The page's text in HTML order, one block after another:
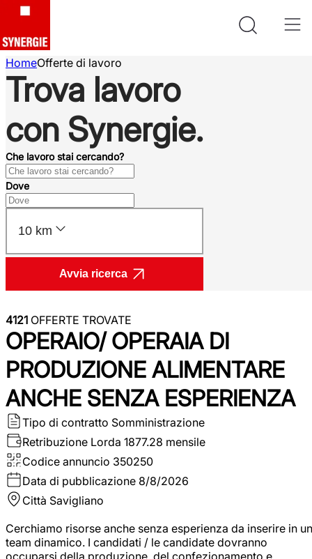
HomeOfferte di lavoro
Trova lavoro
con Synergie.
Che lavoro stai cercando?
Dove
10 km
Avvia ricerca
4121 OFFERTE TROVATE
OPERAIO/ OPERAIA DI
PRODUZIONE ALIMENTARE
ANCHE SENZA ESPERIENZA
Tipo di contratto Somministrazione
Retribuzione Lorda 1877.28 mensile
Codice annuncio 350250
Data di pubblicazione 8/8/2026
Città Savigliano
Cerchiamo risorse anche senza esperienza da inserire in un
team dinamico. I candidati / le candidate dovranno
occuparsi della produzione, del confezionamento e